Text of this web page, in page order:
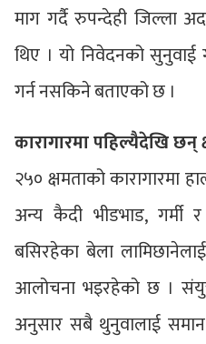
माग गर्दै रुपन्देही जिल्ला
थिए । यो निवेदनको
गर्न नसकिने बताएको छ ।
कारागारमा पहिल्यैदेखि छन्
२५० क्षमताको कारागारमा
अन्य कैदी भीडभाड, गर्मी
बसिरहेका बेला
आलोचना भइरहेको छ ।
अनुसार सबै थुनुवालाई समान